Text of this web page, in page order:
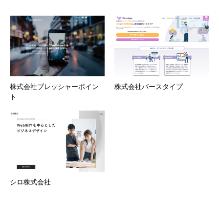
株式会社プレッシャーポイン
ト
株式会社バースタイプ
シロ株式会社